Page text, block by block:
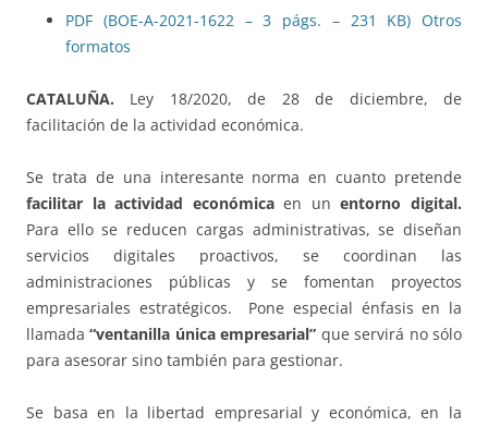
PDF (BOE-A-2021-1622 – 3 págs. – 231 KB) Otros
formatos
CATALUÑA. Ley 18/2020, de 28 de diciembre, de
facilitación de la actividad económica.
Se trata de una interesante norma en cuanto pretende
facilitar la actividad económicaen unentorno digital.
Para ello se reducen cargas administrativas, se diseñan
servicios digitales proactivos, se coordinan las
administraciones públicas y se fomentan proyectos
empresariales estratégicos. Pone especial énfasis en la
llamada“ventanilla única empresarial” que servirá no sólo
para asesorar sino también para gestionar.
Se basa en la libertad empresarial y económica, en la